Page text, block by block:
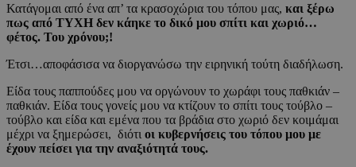
Κατάγομαι από ένα απ’ τα κρασοχώρια του τόπου μας, και ξέρω
πως από ΤΥΧΗ δεν κάηκε το δικό μου σπίτι και χωριό…
φέτος. Του χρόνου;!
Έτσι…αποφάσισα να διοργανώσω την ειρηνική τούτη διαδήλωση.
Είδα τους παππούδες μου να οργώνουν το χωράφι τους παθκιάν –
παθκιάν. Είδα τους γονείς μου να κτίζουν το σπίτι τους τούβλο –
τούβλο και είδα και εμένα που τα βράδια στο χωριό δεν κοιμάμαι
μέχρι να ξημερώσει, διότι οι κυβερνήσεις του τόπου μου με
έχουν πείσει για την αναξιότητά τους.